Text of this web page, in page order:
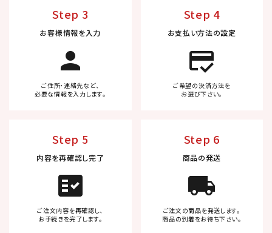
Step 3
お客様情報を入力
person
ご住所・連絡先など、
必要な情報を入力します。
Step 4
お支払い方法の設定
credit_score
ご希望の決済方法を
お選び下さい。
Step 5
内容を再確認し完了
fact_check
ご注文内容を再確認し、
お手続きを完了します。
Step 6
商品の発送
local_shipping
ご注文の商品を発送します。
商品の到着をお待ち下さい。